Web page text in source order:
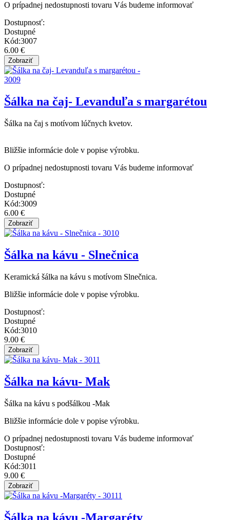
O prípadnej nedostupnosti tovaru Vás budeme informovať
Dostupnosť:
Dostupné
Kód:3007
6.00 €
Šálka na čaj- Levanduľa s margarétou
Šálka na čaj s motívom lúčnych kvetov.
Bližšie informácie dole v popise výrobku.
O prípadnej nedostupnosti tovaru Vás budeme informovať
Dostupnosť:
Dostupné
Kód:3009
6.00 €
Šálka na kávu - Slnečnica
Keramická šálka na kávu s motívom Slnečnica.
Bližšie informácie dole v popise výrobku.
Dostupnosť:
Dostupné
Kód:3010
9.00 €
Šálka na kávu- Mak
Šálka na kávu s podšálkou -Mak
Bližšie informácie dole v popise výrobku.
O prípadnej nedostupnosti tovaru Vás budeme informovať
Dostupnosť:
Dostupné
Kód:3011
9.00 €
Šálka na kávu -Margaréty